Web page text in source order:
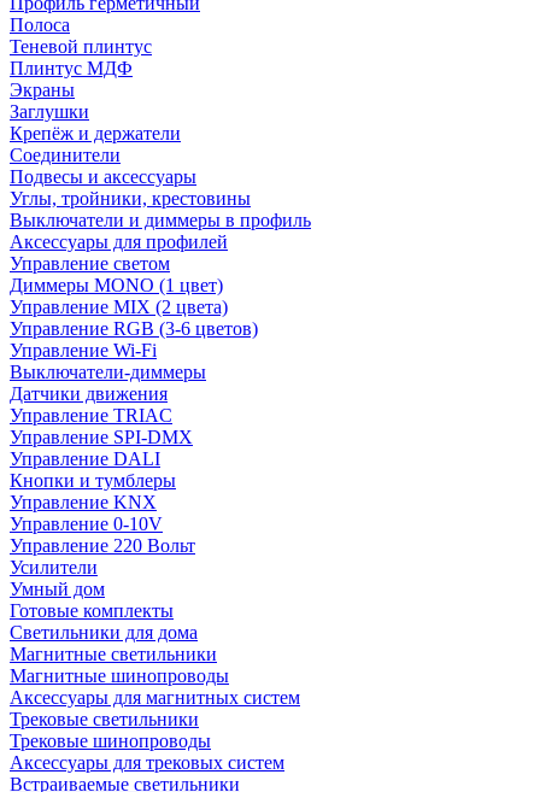
Полоса
Теневой плинтус
Плинтус МДФ
Экраны
Заглушки
Крепёж и держатели
Соединители
Подвесы и аксессуары
Углы, тройники, крестовины
Выключатели и диммеры в профиль
Аксессуары для профилей
Управление светом
Диммеры MONO (1 цвет)
Управление MIX (2 цвета)
Управление RGB (3-6 цветов)
Управление Wi-Fi
Выключатели-диммеры
Датчики движения
Управление TRIAC
Управление SPI-DMX
Управление DALI
Кнопки и тумблеры
Управление KNX
Управление 0-10V
Управление 220 Вольт
Усилители
Умный дом
Готовые комплекты
Светильники для дома
Магнитные светильники
Магнитные шинопроводы
Аксессуары для магнитных систем
Трековые светильники
Трековые шинопроводы
Аксессуары для трековых систем
Встраиваемые светильники